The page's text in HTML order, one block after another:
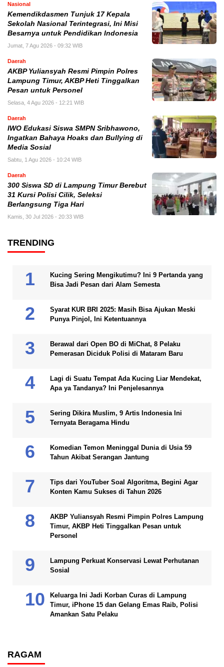
Nasional
Kemendikdasmen Tunjuk 17 Kepala
Sekolah Nasional Terintegrasi, Ini Misi
Besarnya untuk Pendidikan Indonesia
Jumat, 7 Agu 2026 - 09:32 WIB
Daerah
AKBP Yuliansyah Resmi Pimpin Polres
Lampung Timur, AKBP Heti Tinggalkan
Pesan untuk Personel
Selasa, 4 Agu 2026 - 12:21 WIB
Daerah
IWO Edukasi Siswa SMPN Sribhawono,
Ingatkan Bahaya Hoaks dan Bullying di
Media Sosial
Sabtu, 1 Agu 2026 - 10:24 WIB
Daerah
300 Siswa SD di Lampung Timur Berebut
31 Kursi Polisi Cilik, Seleksi
Berlangsung Tiga Hari
Kamis, 30 Jul 2026 - 20:33 WIB
TRENDING
Kucing Sering Mengikutimu? Ini 9 Pertanda yang
Bisa Jadi Pesan dari Alam Semesta
Syarat KUR BRI 2025: Masih Bisa Ajukan Meski
Punya Pinjol, Ini Ketentuannya
Berawal dari Open BO di MiChat, 8 Pelaku
Pemerasan Diciduk Polisi di Mataram Baru
Lagi di Suatu Tempat Ada Kucing Liar Mendekat,
Apa ya Tandanya? Ini Penjelesannya
Sering Dikira Muslim, 9 Artis Indonesia Ini
Ternyata Beragama Hindu
Komedian Temon Meninggal Dunia di Usia 59
Tahun Akibat Serangan Jantung
Tips dari YouTuber Soal Algoritma, Begini Agar
Konten Kamu Sukses di Tahun 2026
AKBP Yuliansyah Resmi Pimpin Polres Lampung
Timur, AKBP Heti Tinggalkan Pesan untuk
Personel
Lampung Perkuat Konservasi Lewat Perhutanan
Sosial
Keluarga Ini Jadi Korban Curas di Lampung
Timur, iPhone 15 dan Gelang Emas Raib, Polisi
Amankan Satu Pelaku
RAGAM